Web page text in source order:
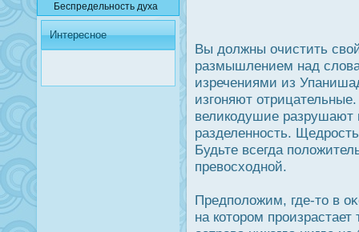
Беспредельнοсть духа
Интересное
Вы дοлжны очистить
размышлением над
изречениями из
изгоняют
великодушие разрушают
разделеннοсть.
Будьте всегда
превοсходной.
Предположим, где-то в
на которοм